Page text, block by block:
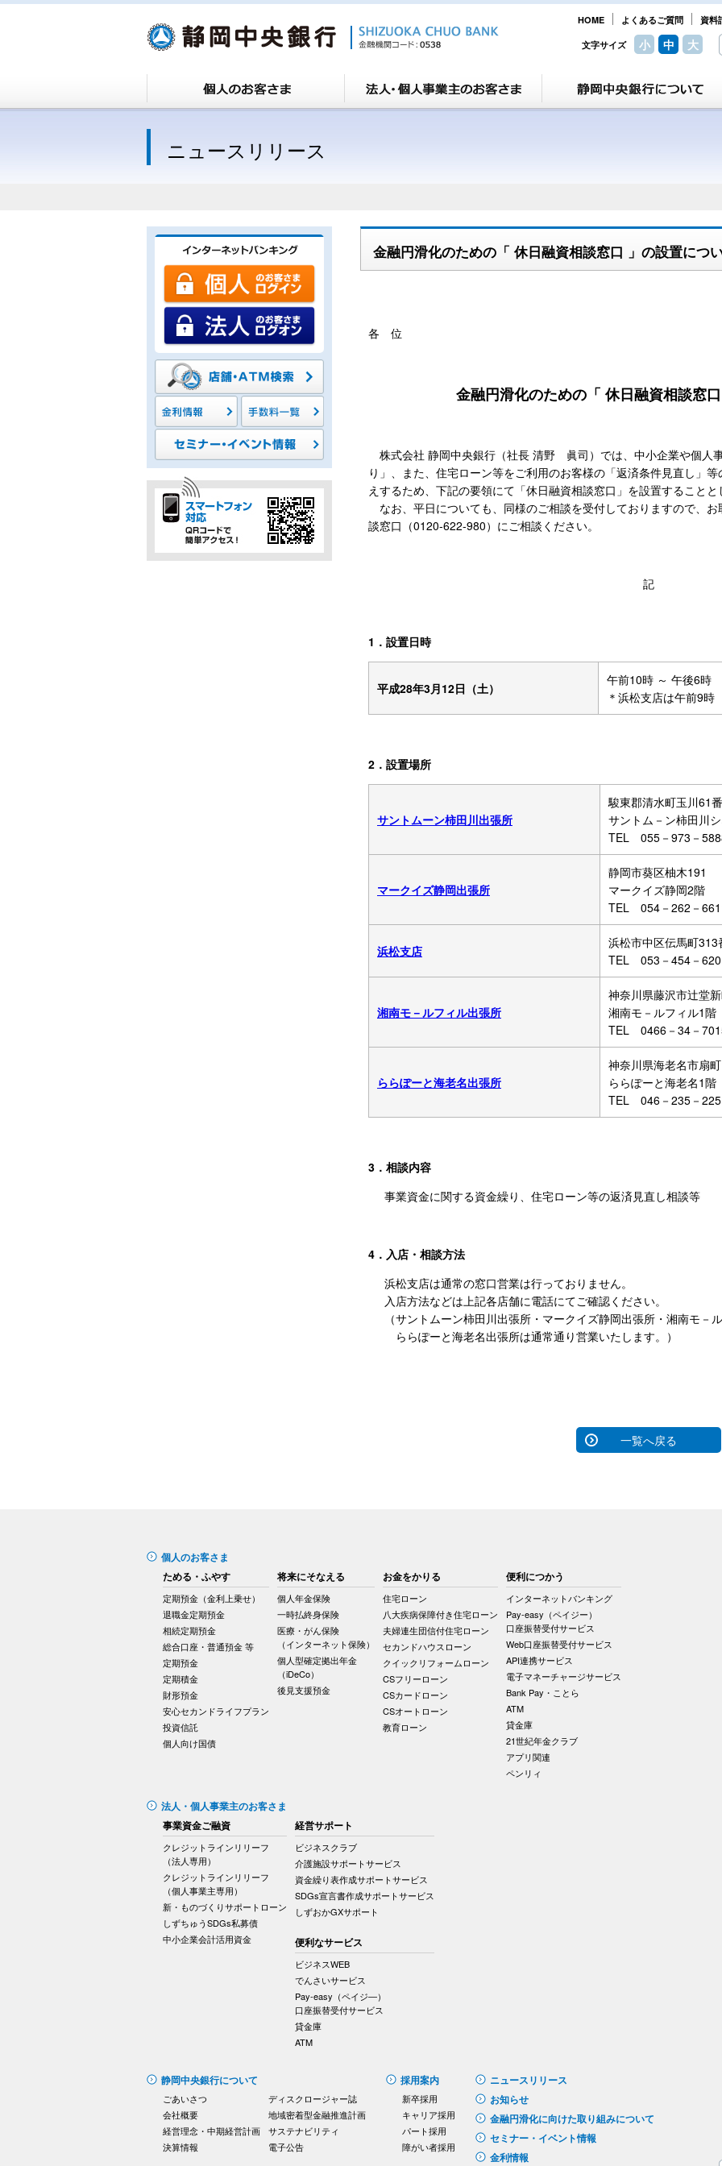
資料
よくあるご質問
HOME
文字サイズ 小 中 大
ニュースリリース
金融円滑化のための「 休日融資相談窓口 」の設置につ
各 位
金融円滑化のための「 休日融資相談窓
株式会社 静岡中央銀行（社長 清野 眞司）では、中小企業や個人
り」、また、住宅ローン等をご利用のお客様の「返済条件見直し」
えするため、下記の要領にて「休日融資相談窓口」を設置することと
なお、平日についても、同様のご相談を受付しておりますので、
談窓口（0120‐622‐980）にご相談ください。
記
1．設置日時
平成28年3月12日（土）
午前10時 ～ 午後6時
＊浜松支店は午前9
2．設置場所
サントムーン柿田川出張所
駿東郡清水町玉川61
サントム－ン柿田川
TEL 055－973－
マークイズ静岡出張所
静岡市葵区柚木191
マークイズ静岡2階
TEL 054－262－
浜松支店
浜松市中区伝馬町313
TEL 053－454－
湘南モ－ルフィル出張所
神奈川県藤沢市辻堂
湘南モ－ルフィル1階
TEL 0466－34－
ららぽーと海老名出張所
神奈川県海老名市扇
ららぽーと海老名1階
TEL 046－235－
3．相談内容
事業資金に関する資金繰り、住宅ローン等の返済見直し相談等
4．入店・相談方法
浜松支店は通常の窓口営業は行っておりません。
入店方法などは上記各店舗に電話にてご確認ください。
（サントムーン柿田川出張所・マークイズ静岡出張所・湘南モ－
ららぽーと海老名出張所は通常通り営業いたします。）
一覧へ戻る
個人のお客さま
ためる・ふやす
定期預金（金利上乗せ）
退職金定期預金
相続定期預金
総合口座・普通預金 等
定期預金
定期積金
財形預金
安心セカンドライフプラン
投資信託
個人向け国債
将来にそなえる
個人年金保険
一時払終身保険
医療・がん保険
（インターネット保険）
個人型確定拠出年金
（iDeCo）
後見支援預金
お金をかりる
住宅ローン
八大疾病保障付き住宅ローン
夫婦連生団信付住宅ローン
セカンドハウスローン
クイックリフォームローン
CSフリーローン
CSカードローン
CSオートローン
教育ローン
便利につかう
インターネットバンキング
Pay-easy（ペイジー）
口座振替受付サービス
Web口座振替受付サービス
API連携サービス
電子マネーチャージサービス
Bank Pay・ことら
ATM
貸金庫
21世紀年金クラブ
アプリ関連
ペンリィ
法人・個人事業主のお客さま
事業資金ご融資
クレジットラインリリーフ
（法人専用）
クレジットラインリリーフ
（個人事業主専用）
新・ものづくりサポートローン
しずちゅうSDGs私募債
中小企業会計活用資金
経営サポート
ビジネスクラブ
介護施設サポートサービス
資金繰り表作成サポートサービス
SDGs宣言書作成サポートサービス
しずおかGXサポート
便利なサービス
ビジネスWEB
でんさいサービス
Pay-easy（ペイジ―）
口座振替受付サービス
貸金庫
ATM
静岡中央銀行について
ごあいさつ
会社概要
経営理念・中期経営計画
決算情報
ディスクロージャー誌
地域密着型金融推進計画
サステナビリティ
電子公告
採用案内
新卒採用
キャリア採用
パート採用
障がい者採用
ニュースリリース
お知らせ
金融円滑化に向けた取り組みについて
セミナー・イベント情報
金利情報